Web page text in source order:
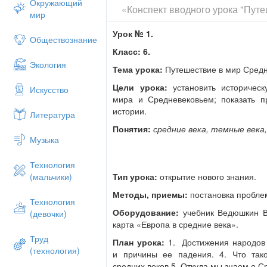
Окружающий
мир
Обществознание
Экология
Искусство
Литература
Музыка
Технология
(мальчики)
Технология
(девочки)
Труд
(технология)
Конфуций и Будда, Моисей и Иисус
эпоха – самая длинная в истории
У: До какого времени длилась эпоха
Д: в V в. с падением Западной
У:Давайте вспомним, причины
причины).
Выводы: 1. Большая территория
до Венгрии). (сложно контролировать
2. под давлением дальнеазиатских
Это способствовало нарушению
3. В 3 веке - эпоха "30 тиранов".
между римскими генералами,
генералов.
4. Культурный упадок. Рабство,
(благородство) нивелируется.
«Конспект вводного урока
Урок № 1.
Класс: 6.
Тема урока: Путешествие в мир
Цели урока:установить
мира и Средневековьем; показать
истории.
Понятия:средние века, темные
Тип урока: открытие нового знания.
Методы, приемы: постановка
Оборудование: учебник Ведюшкин
карта «Европа в средние века».
План урока: 1. Достижения
и причины ее падения. 4. Что